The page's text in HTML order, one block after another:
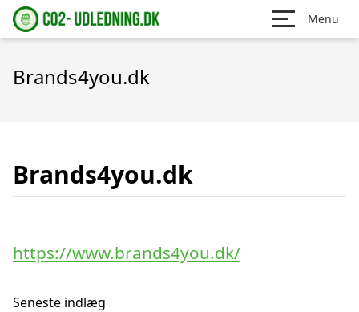
Menu
Brands4you.dk
Brands4you.dk
https://www.brands4you.dk/
Seneste indlæg